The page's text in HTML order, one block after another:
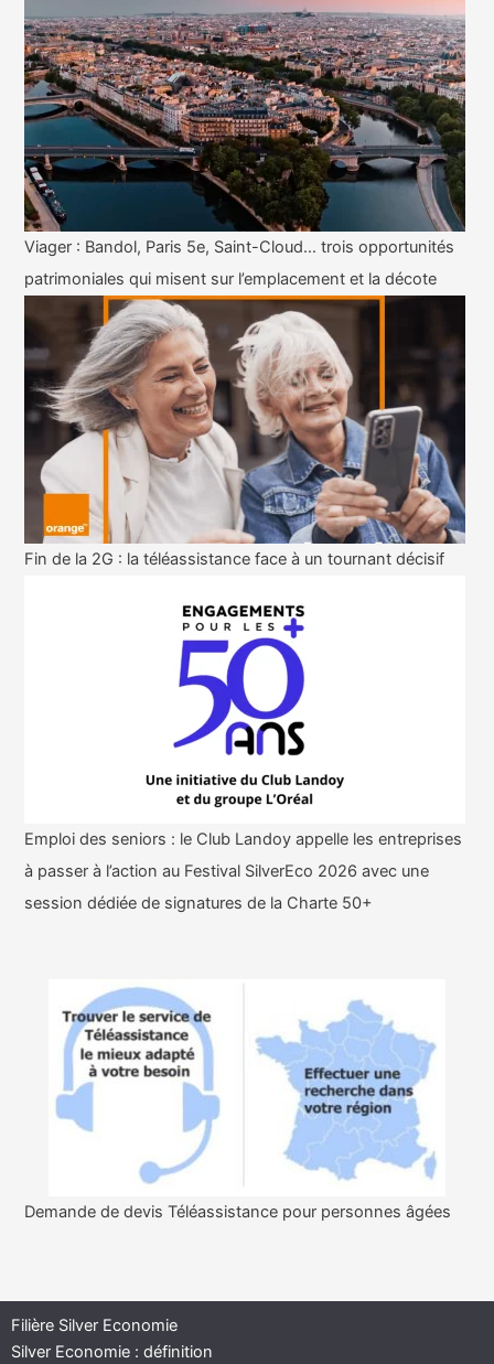
Viager : Bandol, Paris 5e, Saint-Cloud… trois opportunités
patrimoniales qui misent sur l’emplacement et la décote
Fin de la 2G : la téléassistance face à un tournant décisif
Emploi des seniors : le Club Landoy appelle les entreprises
à passer à l’action au Festival SilverEco 2026 avec une
session dédiée de signatures de la Charte 50+
Demande de devis Téléassistance pour personnes âgées
Filière Silver Economie
Silver Economie : définition